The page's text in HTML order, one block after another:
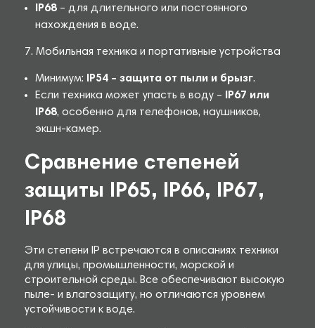
IP68 – для длительного или постоянного
нахождения в воде.
7. Мобильная техника и портативные устройства
Минимум: IP54 – защита от пыли и брызг.
Если техника может упасть в воду –
IP67 или
IP68, особенно для телефонов, наушников,
экшн-камер.
Сравнение степеней
защиты IP65, IP66, IP67,
IP68
Эти степени IP встречаются в описаниях техники
для улицы, промышленности, морской и
строительной среды. Все обеспечивают высокую
пыле- и влагозащиту, но отличаются уровнем
устойчивости к воде.